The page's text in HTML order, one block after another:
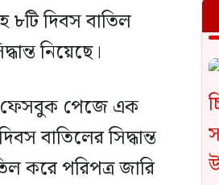
৮টি দিবস বাতিল
নিয়েছে।
ফেসবুক পেজে এক
বাতিলের সিদ্ধান্ত
করে পরিপত্র জারি